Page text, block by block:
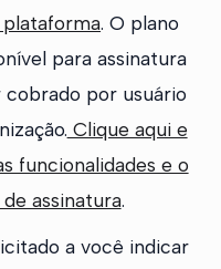
. O plano
para assinatura
cobrado por usuário
Clique aqui e
funcionalidades e o
assinatura.
a você indicar